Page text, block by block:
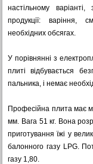
настільному
продукції: варіння,
необхідних обсягах.
У порівнянні з
плиті відбувається
пальника, і немає
Професійна плита має
мм. Вага 51 кг. Вона
приготування їжі у
балонного газу LPG.
газу 1,80.